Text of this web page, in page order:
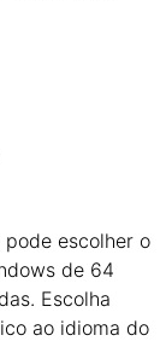
escolher o
de 64
Escolha
ao idioma do